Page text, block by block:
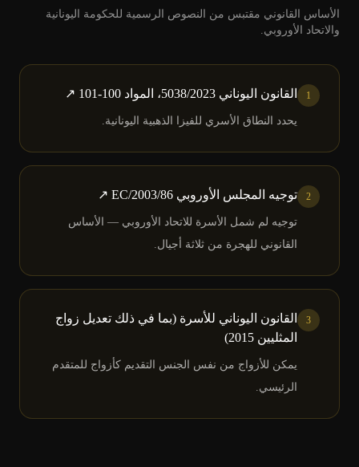
الأساس القانوني مقتبس من النصوص الرسمية للحكومة اليونانية
والاتحاد الأوروبي.
1 القانون اليوناني 5038/2023، المواد 100-101 ↗
يحدد النطاق الأسري للفيزا الذهبية اليونانية.
2 توجيه المجلس الأوروبي 2003/86/EC ↗
توجيه لم شمل الأسرة للاتحاد الأوروبي — الأساس
القانوني للهجرة من ثلاثة أجيال.
3
القانون اليوناني للأسرة (بما في ذلك تعديل زواج
المثليين 2015)
يمكن للأزواج من نفس الجنس التقديم كأزواج للمتقدم
الرئيسي.